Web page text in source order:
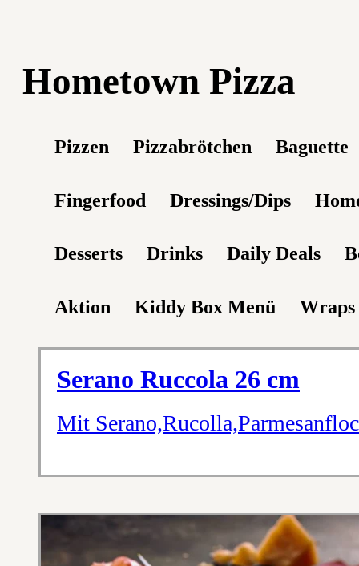
Hometown Pizza
Pizzen Pizzabrötchen Baguette
Fingerfood Dressings/Dips
Desserts Drinks Daily Deals
Aktion Kiddy Box Menü Wraps
Serano Ruccola 26 cm
Mit